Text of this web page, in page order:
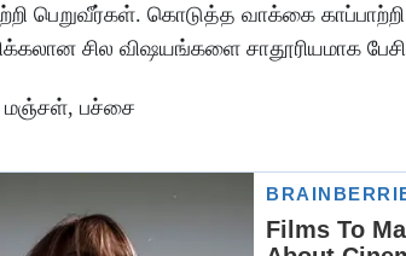
பெறுவீர்கள். கொடுத்த வாக்கை காப்பாற்றி
சில விஷயங்களை சாதூரியமாக பேசி
மஞ்சள், பச்சை